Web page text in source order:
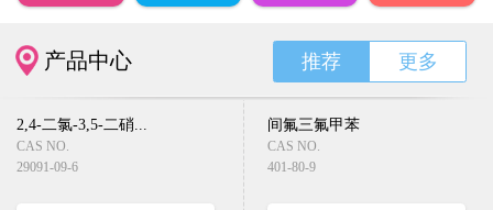
产品中心 推荐 更多
2,4-二氯-3,5-二硝...
CAS NO.
29091-09-6
间氟三氟甲苯
CAS NO.
401-80-9